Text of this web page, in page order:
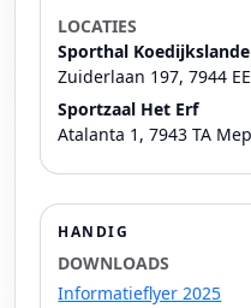
LOCATIES
Sporthal
Zuiderlaan 197, 7944
Sportzaal Het Erf
Atalanta 1, 7943 TA
HANDIG
DOWNLOADS
Informatieflyer 2025